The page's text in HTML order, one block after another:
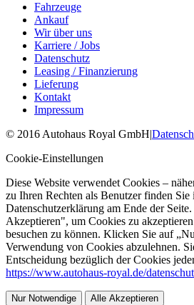
Fahrzeuge
Ankauf
Wir über uns
Karriere / Jobs
Datenschutz
Leasing / Finanzierung
Lieferung
Kontakt
Impressum
© 2016 Autohaus Royal GmbH|
Cookie-Einstellungen
Diese Website verwendet Cookies –
zu Ihren Rechten als Benutzer finden Sie
Datenschutzerklärung am Ende der
Akzeptieren", um Cookies zu
besuchen zu können. Klicken Sie auf
Verwendung von Cookies abzulehnen.
Entscheidung bezüglich der Cookies
https://www.autohaus-royal.de/
Nur Notwendige Alle Akzeptieren